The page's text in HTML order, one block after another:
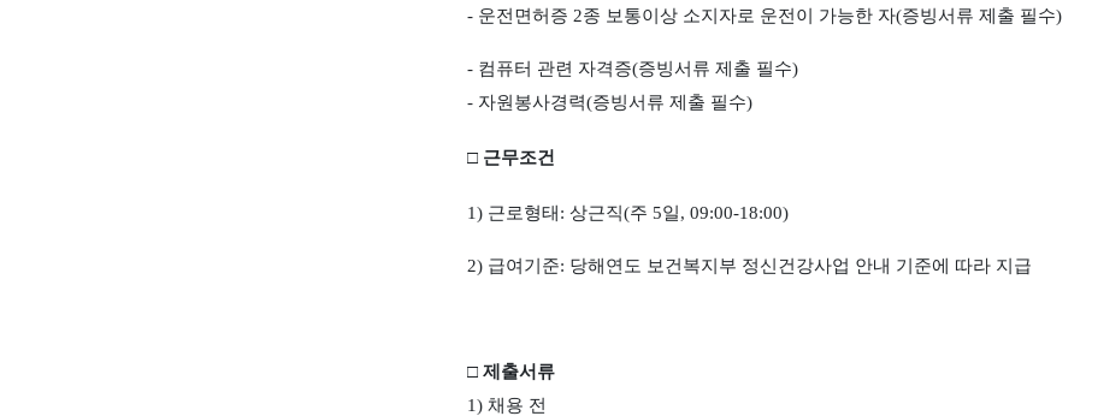
- 운전면허증 2종 보통이상 소지자로 운전이 가능한 자(증빙서류 제출 필수)
- 컴퓨터 관련 자격증(증빙서류 제출 필수)
- 자원봉사경력(증빙서류 제출 필수)
□ 근무조건
1) 근로형태 : 상근직(주 5일, 09:00-18:00)
2) 급여기준: 당해연도 보건복지부 정신건강사업 안내 기준에 따라 지급
□ 제출서류
1) 채용 전